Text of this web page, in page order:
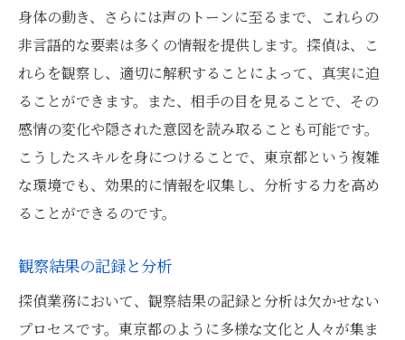
身体の動き、さらには声のトーンに至るまで、これらの
非言語的な要素は多くの情報を提供します。探偵は、こ
れらを観察し、適切に解釈することによって、真実に迫
ることができます。また、相手の目を見ることで、その
感情の変化や隠された意図を読み取ることも可能です。
こうしたスキルを身につけることで、東京都という複雑
な環境でも、効果的に情報を収集し、分析する力を高め
ることができるのです。
観察結果の記録と分析
探偵業務において、観察結果の記録と分析は欠かせない
プロセスです。東京都のように多様な文化と人々が集ま